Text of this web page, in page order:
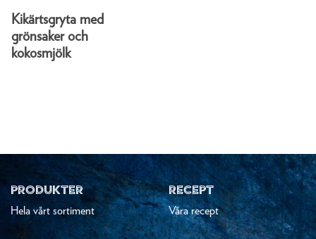
Kikärtsgryta med
grönsaker och
kokosmjölk
PRODUKTER
Hela vårt sortiment
RECEPT
Våra recept